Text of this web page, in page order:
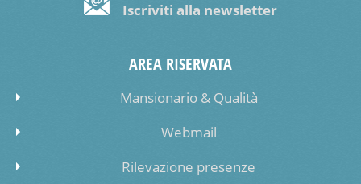
Iscriviti alla newsletter
AREA RISERVATA
Mansionario & Qualità
Webmail
Rilevazione presenze